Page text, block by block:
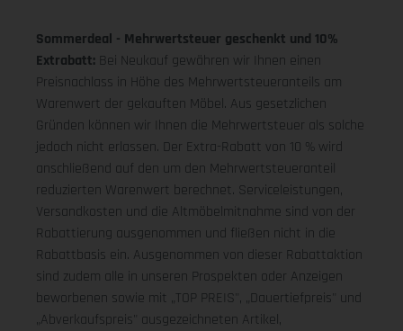
Sommerdeal - Mehrwertsteuer geschenkt und 10%
Extrabatt: Bei Neukauf gewähren wir Ihnen einen
Preisnachlass in Höhe des Mehrwertsteueranteils am
Warenwert der gekauften Möbel. Aus gesetzlichen
Gründen können wir Ihnen die Mehrwertsteuer als solche
jedoch nicht erlassen. Der Extra-Rabatt von 10 % wird
anschließend auf den um den Mehrwertsteueranteil
reduzierten Warenwert berechnet. Serviceleistungen,
Versandkosten und die Altmöbelmitnahme sind von der
Rabattierung ausgenommen und fließen nicht in die
Rabattbasis ein. Ausgenommen von dieser Rabattaktion
sind zudem alle in unseren Prospekten oder Anzeigen
beworbenen sowie mit „TOP PREIS", „Dauertiefpreis" und
„Abverkaufspreis" ausgezeichneten Artikel,